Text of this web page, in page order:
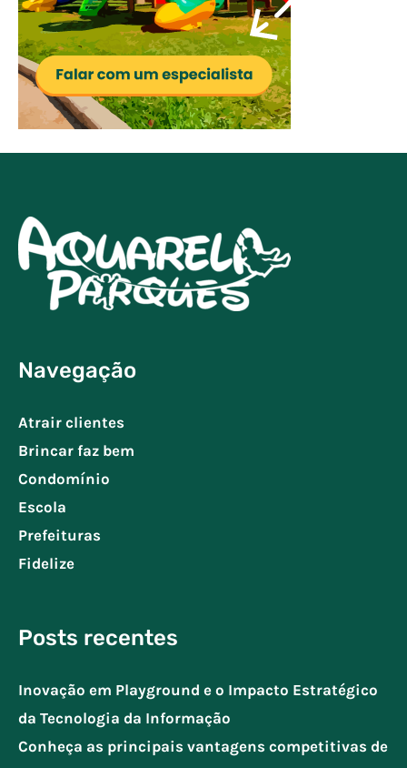
Navegação
Atrair clientes
Brincar faz bem
Condomínio
Escola
Prefeituras
Fidelize
Posts recentes
Inovação em Playground e o Impacto Estratégico
da Tecnologia da Informação
Conheça as principais vantagens competitivas de